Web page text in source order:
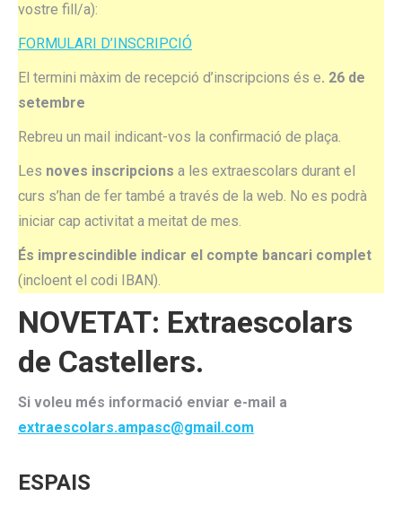
vostre fill/a):
FORMULARI D’INSCRIPCIÓ
El termini màxim de recepció d’inscripcions és e. 26 de
setembre
Rebreu un mail indicant-vos la confirmació de plaça.
Les noves inscripcions a les extraescolars durant el
curs s’han de fer també a través de la web. No es podrà
iniciar cap activitat a meitat de mes.
És imprescindible indicar el compte bancari complet
(incloent el codi IBAN).
NOVETAT: Extraescolars
de Castellers.
Si voleu més informació enviar e-mail a
extraescolars.ampasc@gmail.com
ESPAIS